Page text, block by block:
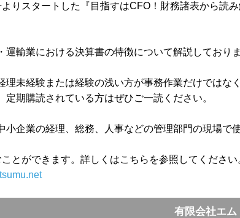
りスタートした『目指すはCFO！財務諸表から読
運輸業における決算書の特徴について解説しておりま
理未経験または経験の浅い方が事務作業だけでは
定期購読されている方はぜひご一読ください。
小企業の経理、総務、人事などの管理部門の現場で
とができます。詳しくはこちらを参照してください
有限会社エム